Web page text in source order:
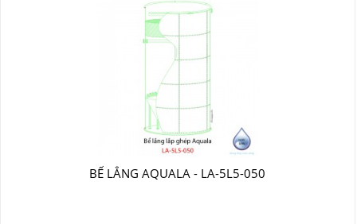
BỂ LẮNG AQUALA - LA-5L5-050